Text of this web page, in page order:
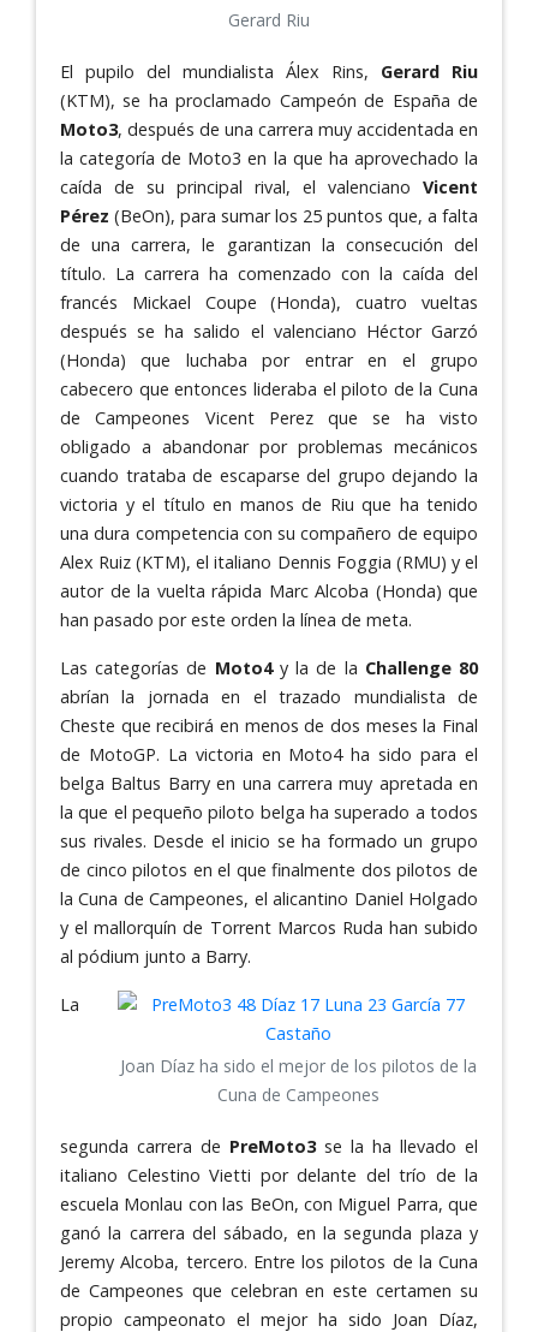
Gerard Riu
El pupilo del mundialista Álex Rins, Gerard Riu
(KTM), se ha proclamado Campeón de España de
Moto3, después de una carrera muy accidentada en
la categoría de Moto3 en la que ha aprovechado la
caída de su principal rival, el valenciano Vicent
Pérez (BeOn), para sumar los 25 puntos que, a falta
de una carrera, le garantizan la consecución del
título. La carrera ha comenzado con la caída del
francés Mickael Coupe (Honda), cuatro vueltas
después se ha salido el valenciano Héctor Garzó
(Honda) que luchaba por entrar en el grupo
cabecero que entonces lideraba el piloto de la Cuna
de Campeones Vicent Perez que se ha visto
obligado a abandonar por problemas mecánicos
cuando trataba de escaparse del grupo dejando la
victoria y el título en manos de Riu que ha tenido
una dura competencia con su compañero de equipo
Alex Ruiz (KTM), el italiano Dennis Foggia (RMU) y el
autor de la vuelta rápida Marc Alcoba (Honda) que
han pasado por este orden la línea de meta.
Las categorías de Moto4y la de la Challenge 80
abrían la jornada en el trazado mundialista de
Cheste que recibirá en menos de dos meses la Final
de MotoGP. La victoria en Moto4 ha sido para el
belga Baltus Barry en una carrera muy apretada en
la que el pequeño piloto belga ha superado a todos
sus rivales. Desde el inicio se ha formado un grupo
de cinco pilotos en el que finalmente dos pilotos de
la Cuna de Campeones, el alicantino Daniel Holgado
y el mallorquín de Torrent Marcos Ruda han subido
al pódium junto a Barry.
Joan Díaz ha sido el mejor de los pilotos de la
Cuna de Campeones
La
segunda carrera de PreMoto3se la ha llevado el
italiano Celestino Vietti por delante del trío de la
escuela Monlau con las BeOn, con Miguel Parra, que
ganó la carrera del sábado, en la segunda plaza y
Jeremy Alcoba, tercero. Entre los pilotos de la Cuna
de Campeones que celebran en este certamen su
propio campeonato el mejor ha sido Joan Díaz,